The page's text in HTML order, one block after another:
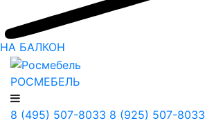
НА БАЛКОН
РОСМЕБЕЛЬ
8 (495) 507-8033 8 (925) 507-8033